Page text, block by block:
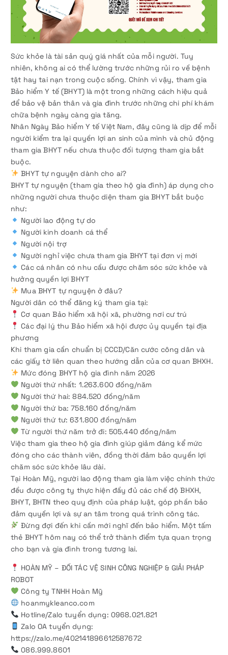
Sức khỏe là tài sản quý giá nhất của mỗi người. Tuy
nhiên, không ai có thể lường trước những rủi ro về bệnh
tật hay tai nạn trong cuộc sống. Chính vì vậy, tham gia
Bảo hiểm Y tế (BHYT) là một trong những cách hiệu quả
để bảo vệ bản thân và gia đình trước những chi phí khám
chữa bệnh ngày càng gia tăng.
Nhân Ngày Bảo hiểm Y tế Việt Nam, đây cũng là dịp để mỗi
người kiểm tra lại quyền lợi an sinh của mình và chủ động
tham gia BHYT nếu chưa thuộc đối tượng tham gia bắt
buộc.
BHYT tự nguyện dành cho ai?
BHYT tự nguyện (tham gia theo hộ gia đình) áp dụng cho
những người chưa thuộc diện tham gia BHYT bắt buộc
như:
Người lao động tự do
Người kinh doanh cá thể
Người nội trợ
Người nghỉ việc chưa tham gia BHYT tại đơn vị mới
Các cá nhân có nhu cầu được chăm sóc sức khỏe và
hưởng quyền lợi BHYT
Mua BHYT tự nguyện ở đâu?
Người dân có thể đăng ký tham gia tại:
Cơ quan Bảo hiểm xã hội xã, phường nơi cư trú
Các đại lý thu Bảo hiểm xã hội được ủy quyền tại địa
phương
Khi tham gia cần chuẩn bị CCCD/Căn cước công dân và
các giấy tờ liên quan theo hướng dẫn của cơ quan BHXH.
Mức đóng BHYT hộ gia đình năm 2026
Người thứ nhất: 1.263.600 đồng/năm
Người thứ hai: 884.520 đồng/năm
Người thứ ba: 758.160 đồng/năm
Người thứ tư: 631.800 đồng/năm
Từ người thứ năm trở đi: 505.440 đồng/năm
Việc tham gia theo hộ gia đình giúp giảm đáng kể mức
đóng cho các thành viên, đồng thời đảm bảo quyền lợi
chăm sóc sức khỏe lâu dài.
Tại Hoàn Mỹ, người lao động tham gia làm việc chính thức
đều được công ty thực hiện đầy đủ các chế độ BHXH,
BHYT, BHTN theo quy định của pháp luật, góp phần bảo
đảm quyền lợi và sự an tâm trong quá trình công tác.
Đừng đợi đến khi cần mới nghĩ đến bảo hiểm. Một tấm
thẻ BHYT hôm nay có thể trở thành điểm tựa quan trọng
cho bạn và gia đình trong tương lai.
HOÀN MỸ – ĐỐI TÁC VỆ SINH CÔNG NGHIỆP & GIẢI PHÁP
ROBOT
Công ty TNHH Hoàn Mỹ
hoanmykleanco.com
Hotline/Zalo tuyển dụng: 0968.021.821
Zalo OA tuyển dụng:
https://zalo.me/402141896612587672
086.999.8601